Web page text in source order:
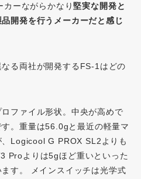
カーながらかなり堅実な開発と
開発を行うメーカーだと感じ
る両社が開発するFS-1はどの
ファイル形状。中央が高めで
。重量は56.0gと最近の軽量マ
Logicool G PROX SL2よりも
Proよりは5gほど重いといった
す。 メインスイッチは光学式